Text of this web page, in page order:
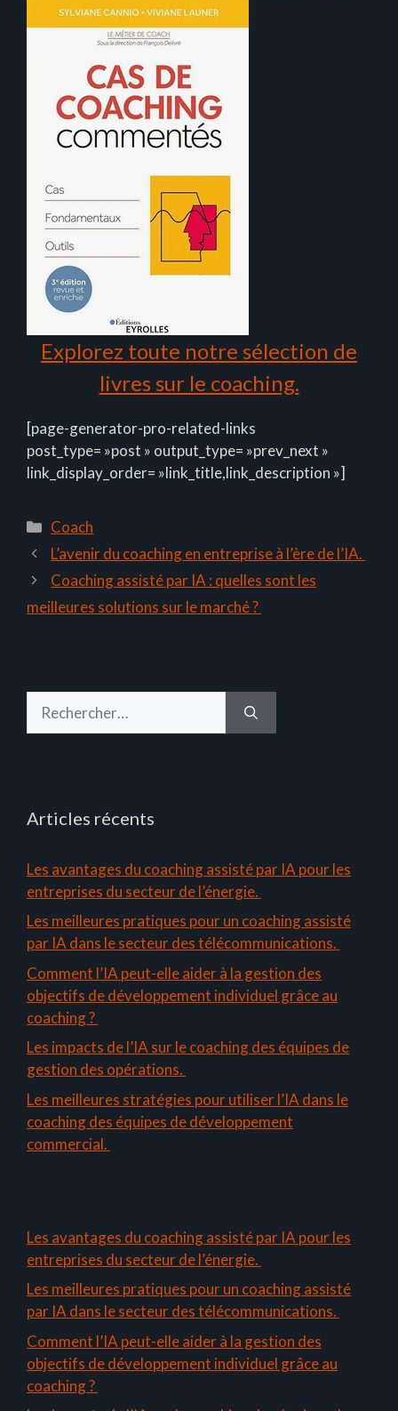
Explorez toute notre sélection de
livres sur le coaching.
[page-generator-pro-related-links
post_type= »post » output_type= »prev_next »
link_display_order= »link_title,link_description »]
Catégories
Coach
L’avenir du coaching en entreprise à l’ère de l’IA.
Coaching assisté par IA : quelles sont les
meilleures solutions sur le marché ?
Articles récents
Les avantages du coaching assisté par IA pour les
entreprises du secteur de l’énergie.
Les meilleures pratiques pour un coaching assisté
par IA dans le secteur des télécommunications.
Comment l’IA peut-elle aider à la gestion des
objectifs de développement individuel grâce au
coaching ?
Les impacts de l’IA sur le coaching des équipes de
gestion des opérations.
Les meilleures stratégies pour utiliser l’IA dans le
coaching des équipes de développement
commercial.
Les avantages du coaching assisté par IA pour les
entreprises du secteur de l’énergie.
Les meilleures pratiques pour un coaching assisté
par IA dans le secteur des télécommunications.
Comment l’IA peut-elle aider à la gestion des
objectifs de développement individuel grâce au
coaching ?